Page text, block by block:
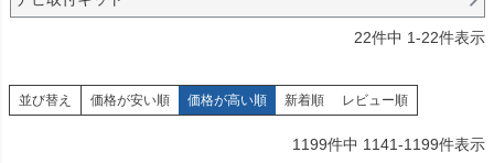
22件中 1-22件表示
並び替え 価格が安い順 価格が高い順 新着順 レビュー順
1199件中 1141-1199件表示